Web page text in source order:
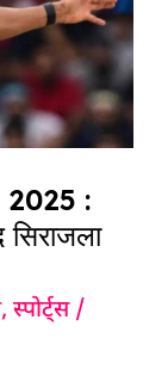
:
सिराजला
,स्पोर्ट्स/